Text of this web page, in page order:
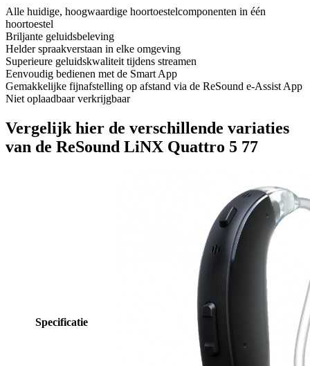
Alle huidige, hoogwaardige hoortoestelcomponenten in één
hoortoestel
Briljante geluidsbeleving
Helder spraakverstaan in elke omgeving
Superieure geluidskwaliteit tijdens streamen
Eenvoudig bedienen met de Smart App
Gemakkelijke fijnafstelling op afstand via de ReSound e-Assist App
Niet oplaadbaar verkrijgbaar
Vergelijk hier de verschillende variaties
van de ReSound LiNX Quattro 5 77
Specificatie